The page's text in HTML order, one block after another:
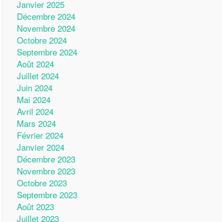
Janvier 2025
Décembre 2024
Novembre 2024
Octobre 2024
Septembre 2024
Août 2024
Juillet 2024
Juin 2024
Mai 2024
Avril 2024
Mars 2024
Février 2024
Janvier 2024
Décembre 2023
Novembre 2023
Octobre 2023
Septembre 2023
Août 2023
Juillet 2023